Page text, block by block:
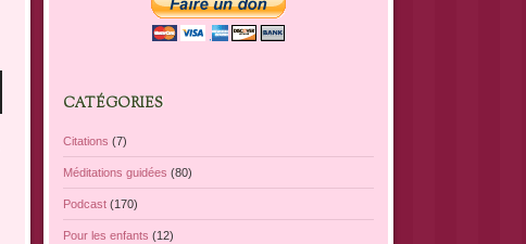
CATÉGORIES
Citations (7)
Méditations guidées (80)
Podcast (170)
Pour les enfants (12)